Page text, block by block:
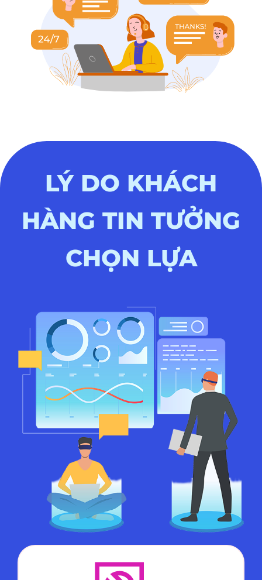
LÝ DO KHÁCH
HÀNG TIN TƯỞNG
CHỌN LỰA